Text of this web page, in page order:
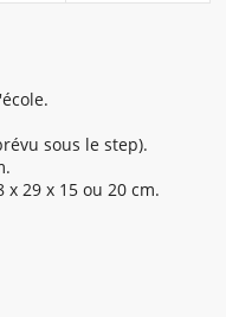
sous le step).
29 x 15 ou 20 cm.